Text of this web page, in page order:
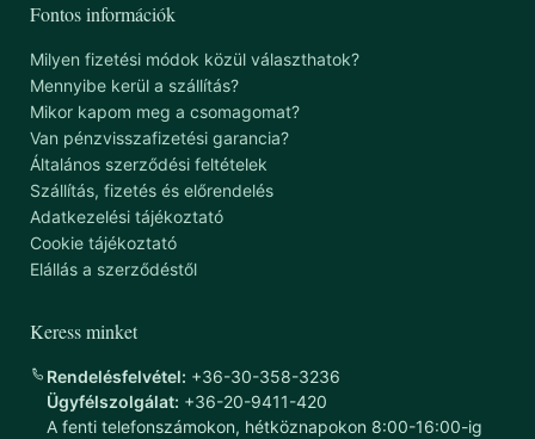
Fontos információk
Milyen fizetési módok közül választhatok?
Mennyibe kerül a szállítás?
Mikor kapom meg a csomagomat?
Van pénzvisszafizetési garancia?
Általános szerződési feltételek
Szállítás, fizetés és előrendelés
Adatkezelési tájékoztató
Cookie tájékoztató
Elállás a szerződéstől
Keress minket
Rendelésfelvétel: +36-30-358-3236
Ügyfélszolgálat: +36-20-9411-420
A fenti telefonszámokon, hétköznapokon 8:00-16:00-ig